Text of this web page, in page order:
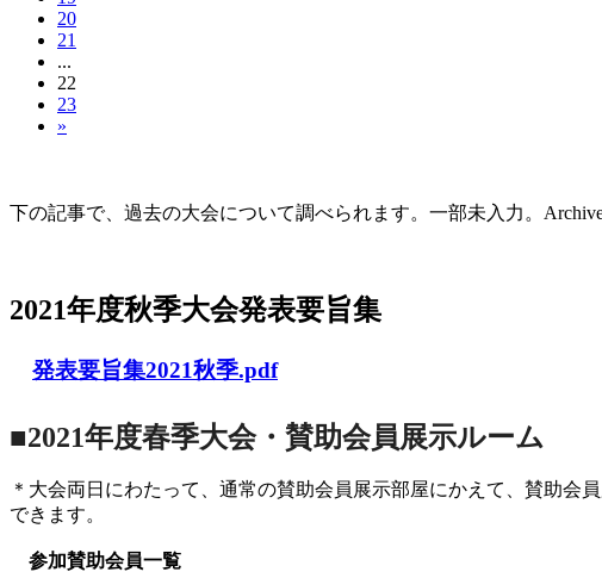
20
21
...
22
23
»
下の記事で、過去の大会について調べられます。一部未入力。
2021年度秋季大会発表要旨集
発表要旨集2021秋季.pdf
■2021年度春季大会・賛助会員展示ルーム
＊大会両日にわたって、通常の賛助会員展示部屋にかえて、賛助
できます。
参加賛助会員一覧